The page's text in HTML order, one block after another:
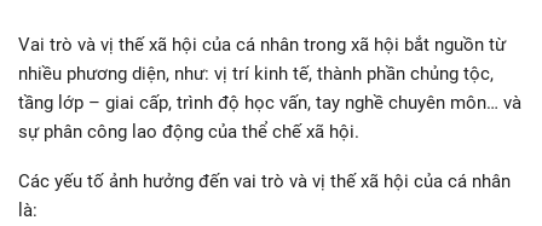
Vai trò và vị thế xã hội của cá nhân trong xã hội bắt nguồn từ
nhiều phương diện, như: vị trí kinh tế, thành phần chủng tộc,
tầng lớp – giai cấp, trình độ học vấn, tay nghề chuyên môn… và
sự phân công lao động của thể chế xã hội.
Các yếu tố ảnh hưởng đến vai trò và vị thế xã hội của cá nhân
là: